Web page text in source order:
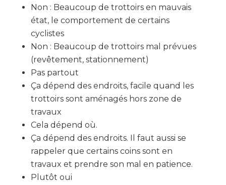
Non : Beaucoup de trottoirs en mauvais
état, le comportement de certains
cyclistes
Non : Beaucoup de trottoirs mal prévues
(revêtement, stationnement)
Pas partout
Ça dépend des endroits, facile quand les
trottoirs sont aménagés hors zone de
travaux
Cela dépend où.
Ça dépend des endroits. Il faut aussi se
rappeler que certains coins sont en
travaux et prendre son mal en patience.
Plutôt oui